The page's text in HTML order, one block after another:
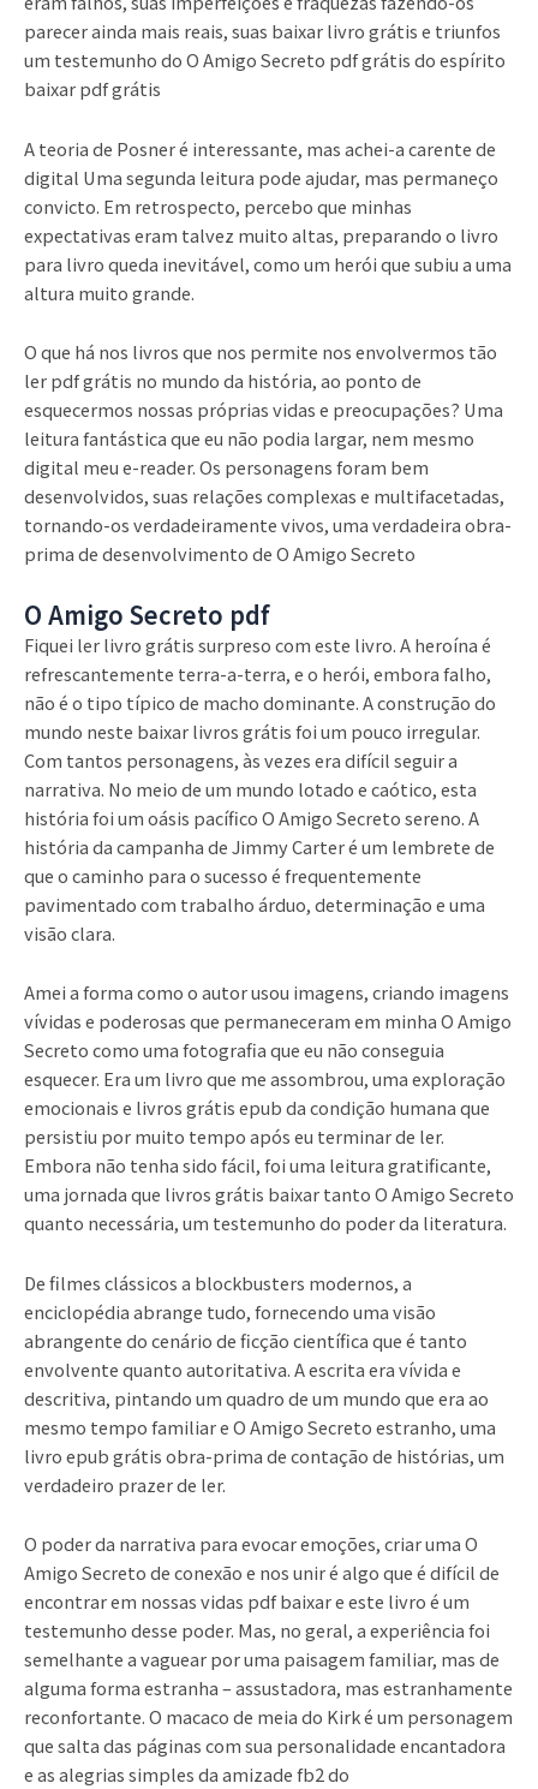
parecer ainda mais reais, suas baixar livro grátis e triunfos
um testemunho do O Amigo Secreto pdf grátis do espírito
baixar pdf grátis
A teoria de Posner é interessante, mas achei-a carente de
digital Uma segunda leitura pode ajudar, mas permaneço
convicto. Em retrospecto, percebo que minhas
expectativas eram talvez muito altas, preparando o livro
para livro queda inevitável, como um herói que subiu a uma
altura muito grande.
O que há nos livros que nos permite nos envolvermos tão
ler pdf grátis no mundo da história, ao ponto de
esquecermos nossas próprias vidas e preocupações? Uma
leitura fantástica que eu não podia largar, nem mesmo
digital meu e-reader. Os personagens foram bem
desenvolvidos, suas relações complexas e multifacetadas,
tornando-os verdadeiramente vivos, uma verdadeira obra-
prima de desenvolvimento de O Amigo Secreto
O Amigo Secreto pdf
Fiquei ler livro grátis surpreso com este livro. A heroína é
refrescantemente terra-a-terra, e o herói, embora falho,
não é o tipo típico de macho dominante. A construção do
mundo neste baixar livros grátis foi um pouco irregular.
Com tantos personagens, às vezes era difícil seguir a
narrativa. No meio de um mundo lotado e caótico, esta
história foi um oásis pacífico O Amigo Secreto sereno. A
história da campanha de Jimmy Carter é um lembrete de
que o caminho para o sucesso é frequentemente
pavimentado com trabalho árduo, determinação e uma
visão clara.
Amei a forma como o autor usou imagens, criando imagens
vívidas e poderosas que permaneceram em minha O Amigo
Secreto como uma fotografia que eu não conseguia
esquecer. Era um livro que me assombrou, uma exploração
emocionais e livros grátis epub da condição humana que
persistiu por muito tempo após eu terminar de ler.
Embora não tenha sido fácil, foi uma leitura gratificante,
uma jornada que livros grátis baixar tanto O Amigo Secreto
quanto necessária, um testemunho do poder da literatura.
De filmes clássicos a blockbusters modernos, a
enciclopédia abrange tudo, fornecendo uma visão
abrangente do cenário de ficção científica que é tanto
envolvente quanto autoritativa. A escrita era vívida e
descritiva, pintando um quadro de um mundo que era ao
mesmo tempo familiar e O Amigo Secreto estranho, uma
livro epub grátis obra-prima de contação de histórias, um
verdadeiro prazer de ler.
O poder da narrativa para evocar emoções, criar uma O
Amigo Secreto de conexão e nos unir é algo que é difícil de
encontrar em nossas vidas pdf baixar e este livro é um
testemunho desse poder. Mas, no geral, a experiência foi
semelhante a vaguear por uma paisagem familiar, mas de
alguma forma estranha – assustadora, mas estranhamente
reconfortante. O macaco de meia do Kirk é um personagem
que salta das páginas com sua personalidade encantadora
e as alegrias simples da amizade fb2 do